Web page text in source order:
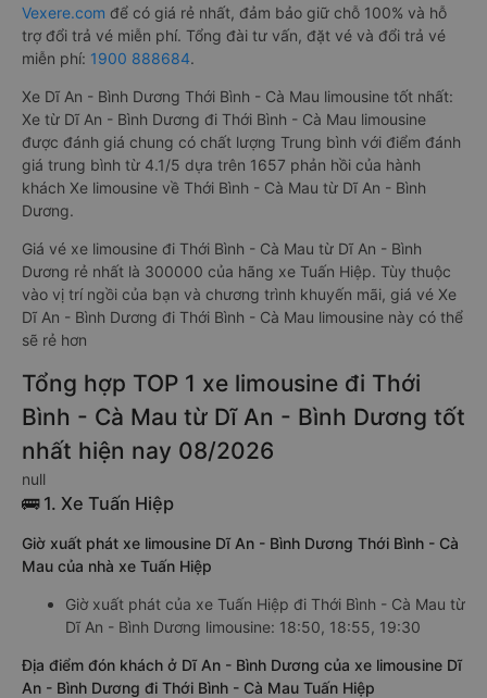
Vexere.com để có giá rẻ nhất, đảm bảo giữ chỗ 100% và hỗ
trợ đổi trả vé miễn phí. Tổng đài tư vấn, đặt vé và đổi trả vé
miễn phí: 1900 888684.
Xe Dĩ An - Bình Dương Thới Bình - Cà Mau limousine tốt nhất:
Xe từ Dĩ An - Bình Dương đi Thới Bình - Cà Mau limousine
được đánh giá chung có chất lượng Trung bình với điểm đánh
giá trung bình từ 4.1/5 dựa trên 1657 phản hồi của hành
khách Xe limousine về Thới Bình - Cà Mau từ Dĩ An - Bình
Dương.
Giá vé xe limousine đi Thới Bình - Cà Mau từ Dĩ An - Bình
Dương rẻ nhất là 300000 của hãng xe Tuấn Hiệp. Tùy thuộc
vào vị trí ngồi của bạn và chương trình khuyến mãi, giá vé Xe
Dĩ An - Bình Dương đi Thới Bình - Cà Mau limousine này có thể
sẽ rẻ hơn
Tổng hợp TOP 1 xe limousine đi Thới
Bình - Cà Mau từ Dĩ An - Bình Dương tốt
nhất hiện nay 08/2026
null
🚌 1. Xe Tuấn Hiệp
Giờ xuất phát xe limousine Dĩ An - Bình Dương Thới Bình - Cà
Mau của nhà xe Tuấn Hiệp
Giờ xuất phát của xe Tuấn Hiệp đi Thới Bình - Cà Mau từ
Dĩ An - Bình Dương limousine: 18:50, 18:55, 19:30
Địa điểm đón khách ở Dĩ An - Bình Dương của xe limousine Dĩ
An - Bình Dương đi Thới Bình - Cà Mau Tuấn Hiệp